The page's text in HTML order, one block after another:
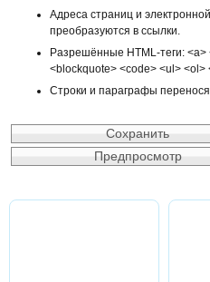
Адреса страниц и
преобразуются в ссылки.
Разрешённые HTML-теги: <a>
<blockquote> <code> <ul> <ol>
Строки и параграфы